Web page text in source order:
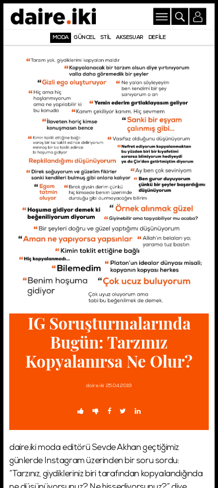
MODA GÜNCEL STİL AKSESUAR DEFİLE
IG Soruşturmalarında
Bugün: Tarzınız
Kopyalanırsa Ne Olur?
daire.iki 25.04.2019
daire.iki moda editörü Sevde Akhan geçtiğimiz
günlerde Instagram üzerinden bir soru sordu:
“Tarzınız, giydikleriniz biri tarafından kopyalandığında
Şifremi Unuttum!
Giriş